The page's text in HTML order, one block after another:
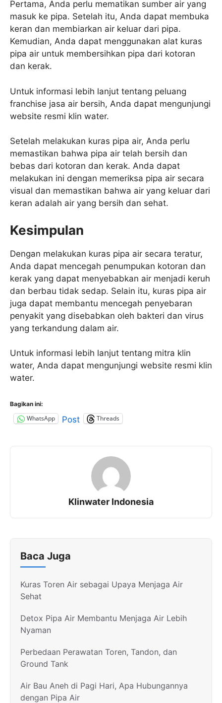
Pertama, Anda perlu mematikan sumber air yang
masuk ke pipa. Setelah itu, Anda dapat membuka
keran dan membiarkan air keluar dari pipa.
Kemudian, Anda dapat menggunakan alat kuras
pipa air untuk membersihkan pipa dari kotoran
dan kerak.
Untuk informasi lebih lanjut tentang peluang
franchise jasa air bersih, Anda dapat mengunjungi
website resmi klin water.
Setelah melakukan kuras pipa air, Anda perlu
memastikan bahwa pipa air telah bersih dan
bebas dari kotoran dan kerak. Anda dapat
melakukan ini dengan memeriksa pipa air secara
visual dan memastikan bahwa air yang keluar dari
keran adalah air yang bersih dan sehat.
Kesimpulan
Dengan melakukan kuras pipa air secara teratur,
Anda dapat mencegah penumpukan kotoran dan
kerak yang dapat menyebabkan air menjadi keruh
dan berbau tidak sedap. Selain itu, kuras pipa air
juga dapat membantu mencegah penyebaran
penyakit yang disebabkan oleh bakteri dan virus
yang terkandung dalam air.
Untuk informasi lebih lanjut tentang mitra klin
water, Anda dapat mengunjungi website resmi klin
water.
Bagikan ini:
WhatsApp Post Threads
Klinwater Indonesia
Baca Juga
Kuras Toren Air sebagai Upaya Menjaga Air
Sehat
Detox Pipa Air Membantu Menjaga Air Lebih
Nyaman
Perbedaan Perawatan Toren, Tandon, dan
Ground Tank
Air Bau Aneh di Pagi Hari, Apa Hubungannya
dengan Pipa Air